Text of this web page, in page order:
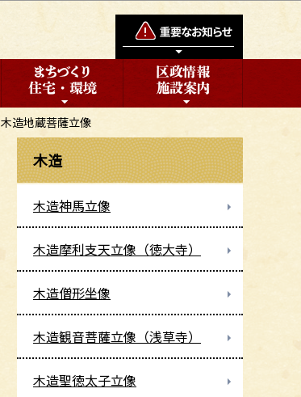
木造地蔵菩薩立像
木造
木造神馬立像
木造摩利支天立像（徳大寺）
木造僧形坐像
木造観音菩薩立像（浅草寺）
木造聖徳太子立像